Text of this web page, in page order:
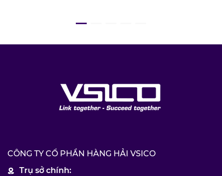
CÔNG TY CỔ PHẦN HÀNG HẢI VSICO
Trụ sở chính: